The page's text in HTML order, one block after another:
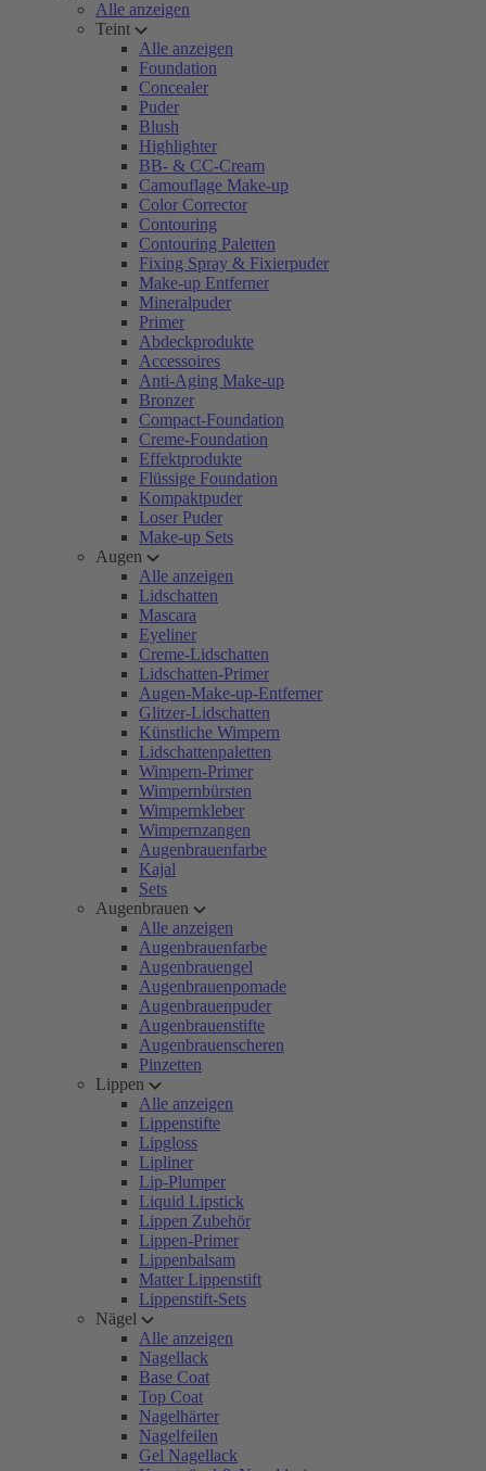
Alle anzeigen
Teint
Alle anzeigen
Foundation
Concealer
Puder
Blush
Highlighter
BB- & CC-Cream
Camouflage Make-up
Color Corrector
Contouring
Contouring Paletten
Fixing Spray & Fixierpuder
Make-up Entferner
Mineralpuder
Primer
Abdeckprodukte
Accessoires
Anti-Aging Make-up
Bronzer
Compact-Foundation
Creme-Foundation
Effektprodukte
Flüssige Foundation
Kompaktpuder
Loser Puder
Make-up Sets
Augen
Alle anzeigen
Lidschatten
Mascara
Eyeliner
Creme-Lidschatten
Lidschatten-Primer
Augen-Make-up-Entferner
Glitzer-Lidschatten
Künstliche Wimpern
Lidschattenpaletten
Wimpern-Primer
Wimpernbürsten
Wimpernkleber
Wimpernzangen
Augenbrauenfarbe
Kajal
Sets
Augenbrauen
Alle anzeigen
Augenbrauenfarbe
Augenbrauengel
Augenbrauenpomade
Augenbrauenpuder
Augenbrauenstifte
Augenbrauenscheren
Pinzetten
Lippen
Alle anzeigen
Lippenstifte
Lipgloss
Lipliner
Lip-Plumper
Liquid Lipstick
Lippen Zubehör
Lippen-Primer
Lippenbalsam
Matter Lippenstift
Lippenstift-Sets
Nägel
Alle anzeigen
Nagellack
Base Coat
Top Coat
Nagelhärter
Nagelfeilen
Gel Nagellack